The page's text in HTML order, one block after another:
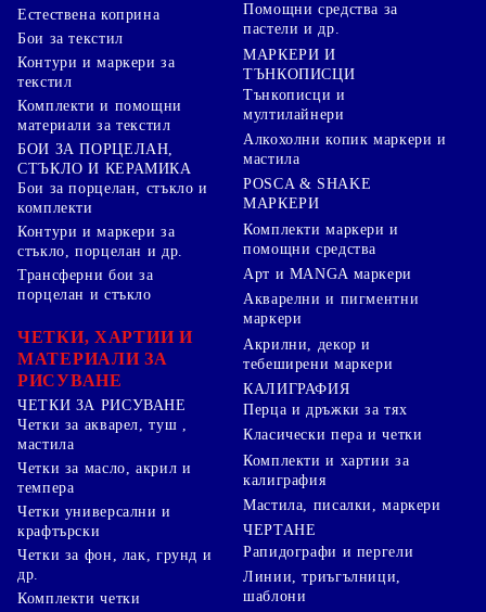
Естествена коприна
Бои за текстил
Контури и маркери за
текстил
Комплекти и помощни
материали за текстил
БОИ ЗА ПОРЦЕЛАН,
СТЪКЛО И КЕРАМИКА
Бои за порцелан, стъкло и
комплекти
Контури и маркери за
стъкло, порцелан и др.
Трансферни бои за
порцелан и стъкло
ЧЕТКИ, ХАРТИИ И
МАТЕРИАЛИ ЗА
РИСУВАНЕ
ЧЕТКИ ЗА РИСУВАНЕ
Четки за акварел, туш ,
мастила
Четки за масло, акрил и
темпера
Четки универсални и
крафтърски
Четки за фон, лак, грунд и
др.
Комплекти четки
Помощни средства за
пастели и др.
МАРКЕРИ И
ТЪНКОПИСЦИ
Тънкописци и
мултилайнери
Алкохолни копик маркери и
мастила
POSCA & SHAKE
МАРКЕРИ
Комплекти маркери и
помощни средства
Арт и MANGA маркери
Акварелни и пигментни
маркери
Акрилни, декор и
тебеширени маркери
КАЛИГРАФИЯ
Перца и дръжки за тях
Класически пера и четки
Комплекти и хартии за
калиграфия
Мастила, писалки, маркери
ЧЕРТАНЕ
Рапидографи и пергели
Линии, триъгълници,
шаблони